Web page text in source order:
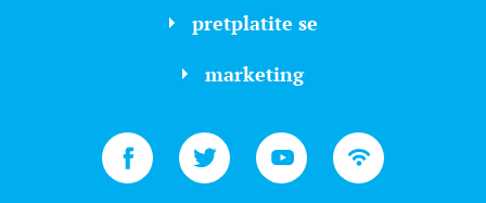
pretplatite se
marketing